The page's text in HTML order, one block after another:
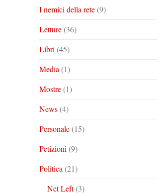
I nemici della rete(9)
Letture(36)
Libri (45)
Media (1)
Mostre(1)
News(4)
Personale(15)
Petizioni (9)
Politica (21)
Net Left(3)